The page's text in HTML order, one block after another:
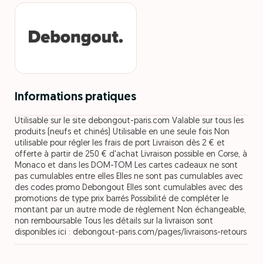
Informations pratiques
Utilisable sur le site debongout-paris.com Valable sur tous les
produits (neufs et chinés) Utilisable en une seule fois Non
utilisable pour régler les frais de port Livraison dès 2 € et
offerte à partir de 250 € d'achat Livraison possible en Corse, à
Monaco et dans les DOM-TOM Les cartes cadeaux ne sont
pas cumulables entre elles Elles ne sont pas cumulables avec
des codes promo Debongout Elles sont cumulables avec des
promotions de type prix barrés Possibilité de compléter le
montant par un autre mode de règlement Non échangeable,
non remboursable Tous les détails sur la livraison sont
disponibles ici : debongout-paris.com/pages/livraisons-retours